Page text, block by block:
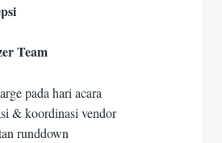
Team
pada hari acara
& koordinasi vendor
runddown